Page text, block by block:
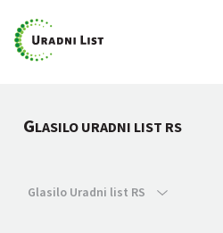
GLASILO URADNI LIST RS
Glasilo Uradni list RS